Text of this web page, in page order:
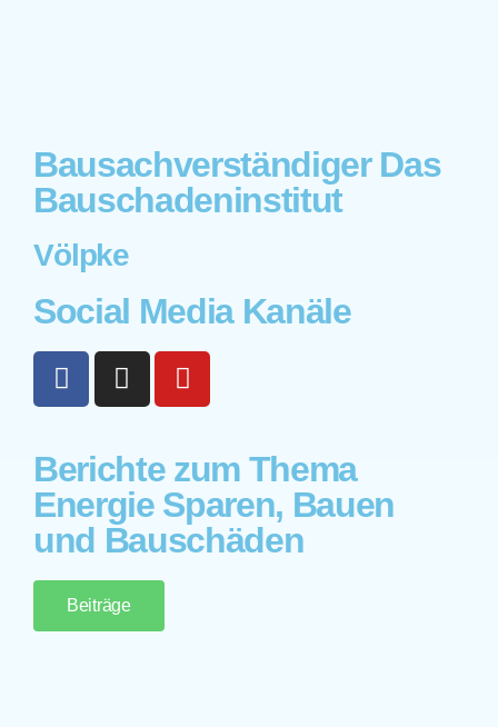
Bausachverständiger Das
Bauschadeninstitut
Völpke
Social Media Kanäle
Berichte zum Thema
Energie Sparen, Bauen
und Bauschäden
Beiträge